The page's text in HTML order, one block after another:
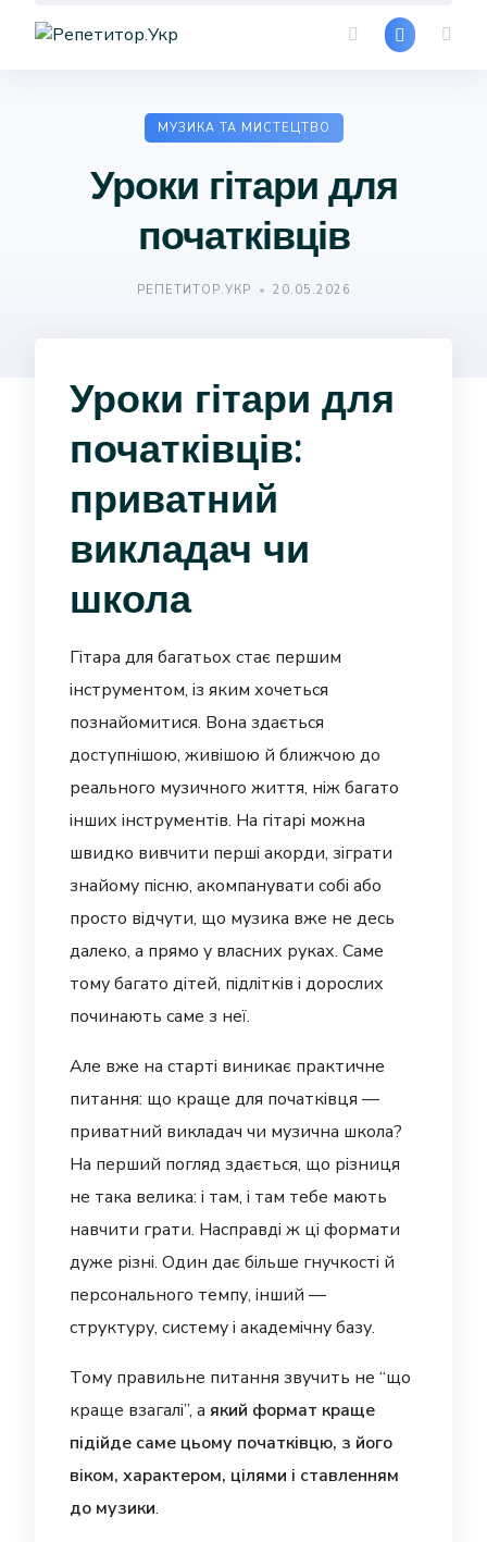
МУЗИКА ТА МИСТЕЦТВО
Уроки гітари для
початківців
РЕПЕТИТОР.УКР 20.05.2026
Уроки гітари для
початківців:
приватний
викладач чи
школа
Гітара для багатьох стає першим
інструментом, із яким хочеться
познайомитися. Вона здається
доступнішою, живішою й ближчою до
реального музичного життя, ніж багато
інших інструментів. На гітарі можна
швидко вивчити перші акорди, зіграти
знайому пісню, акомпанувати собі або
просто відчути, що музика вже не десь
далеко, а прямо у власних руках. Саме
тому багато дітей, підлітків і дорослих
починають саме з неї.
Але вже на старті виникає практичне
питання: що краще для початківця —
приватний викладач чи музична школа?
На перший погляд здається, що різниця
не така велика: і там, і там тебе мають
навчити грати. Насправді ж ці формати
дуже різні. Один дає більше гнучкості й
персонального темпу, інший —
структуру, систему і академічну базу.
Тому правильне питання звучить не “що
краще взагалі”, а який формат краще
підійде саме цьому початківцю, з його
віком, характером, цілями і ставленням
до музики.